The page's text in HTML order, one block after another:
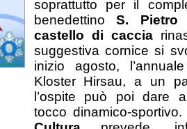
soprattutto per il
benedettinoS. Pietro
castello di caccia
suggestiva cornice si
inizio agosto,
Kloster Hirsau, a un
l’ospite può poi dare
tocco dinamico-